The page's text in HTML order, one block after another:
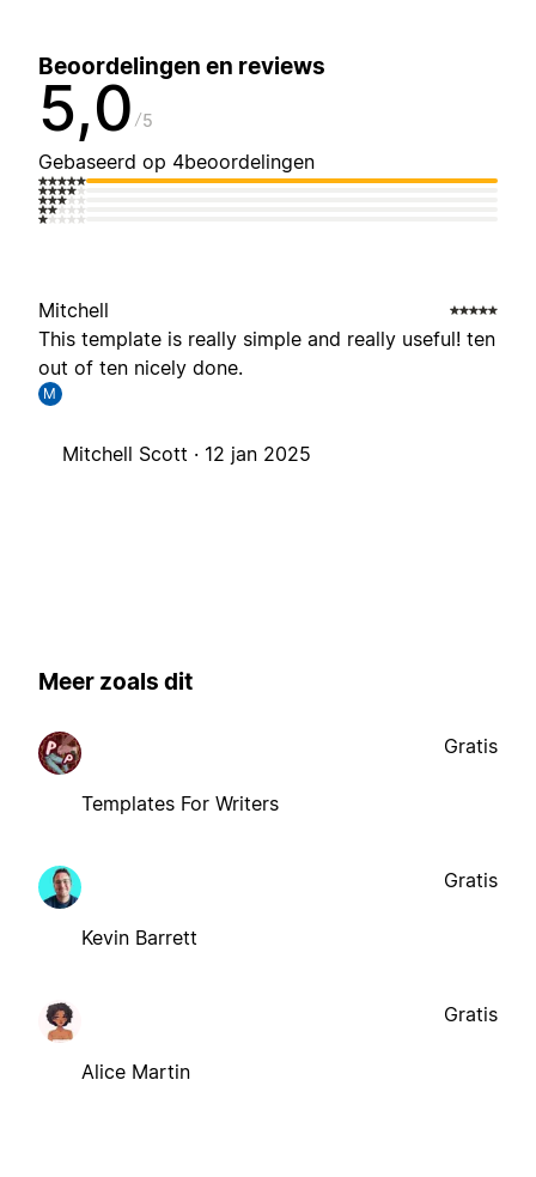
Beoordelingen en reviews
5,0 5
Gebaseerd op 4beoordelingen
Mitchell
This template is really simple and really useful! ten
out of ten nicely done.
M
Mitchell Scott · 12 jan 2025
Meer zoals dit
Templates For Writers
Gratis
Kevin Barrett
Gratis
Alice Martin
Gratis